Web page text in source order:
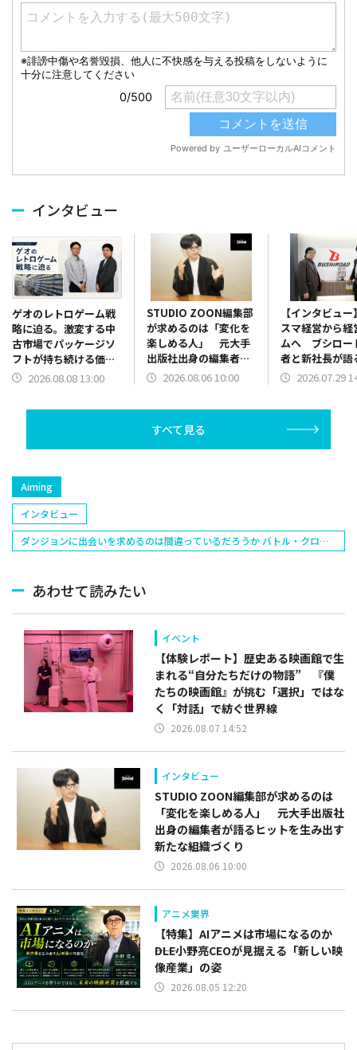
インタビュー
ゲオのレトロゲーム戦
略に迫る。激変する中
古市場でパッケージソ
フトが持ち続ける価値
とは2026.08.08 13:00
STUDIO ZOON編集部
が求めるのは「変化を
楽しめる人」 元大手
出版社出身の編集者が
語るヒットを生み出す
2026.08.06 10:00
【インタビュ
スマ経営から経
ムへ ブシロー
者と新社長が語
制の狙い 目標
2026.07.29
すべて見る
Aiming
インタビュー
ダンジョンに出会いを求めるのは間違っているだろうか バトル・クロニ
あわせて読みたい
イベント
【体験レポート】歴史ある映画館で生
まれる“自分たちだけの物語” 『僕
たちの映画館』が挑む「選択」ではな
く「対話」で紡ぐ世界線
2026.08.07 14:52
インタビュー
STUDIO ZOON編集部が求めるのは
「変化を楽しめる人」 元大手出版社
出身の編集者が語るヒットを生み出す
新たな組織づくり
2026.08.06 10:00
アニメ業界
【特集】AIアニメは市場になるのか
――DLE小野亮CEOが見据える「新しい映
像産業」の姿
2026.08.05 12:20